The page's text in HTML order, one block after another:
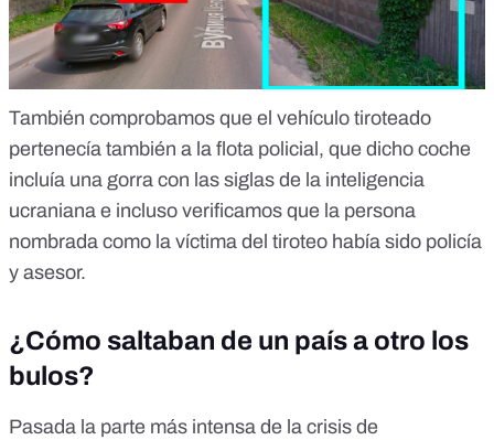
También comprobamos que el vehículo tiroteado
pertenecía también a la flota policial, que dicho coche
incluía una gorra con las siglas de la inteligencia
ucraniana e incluso verificamos que la persona
nombrada como la víctima del tiroteo había sido policía
y asesor.
¿Cómo saltaban de un país a otro los
bulos?
Pasada la parte más intensa de la crisis de